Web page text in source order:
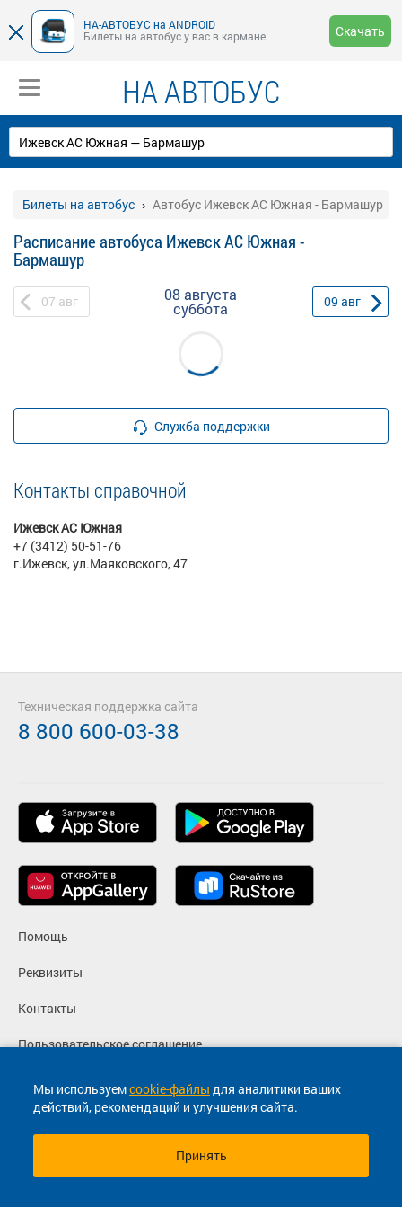
НА-АВТОБУС на ANDROID
Билеты на автобус у вас в кармане
Скачать
НА АВТОБУС
Билеты на автобус Автобус Ижевск АС Южная - Бармашур
Расписание автобуса Ижевск АС Южная -
Бармашур
07 авг 08 августа
суббота 09 авг
Служба поддержки
Контакты справочной
Ижевск АС Южная
+7 (3412) 50-51-76
г.Ижевск, ул.Маяковского, 47
Мы используемcookie-файлы для аналитики ваших
действий, рекомендаций и улучшения сайта.
Принять
Помощь
Реквизиты
Контакты
Пользовательское соглашение
Политика конфиденциальности
Согласие на маркетинговые сообщения
Техническая поддержка сайта
8 800 600-03-38
© 2013-2026, ООО "Капитал"- Онлайн сервис продажи